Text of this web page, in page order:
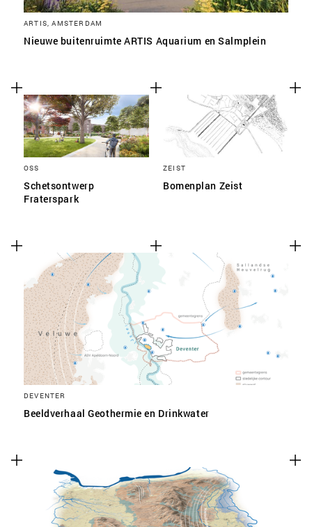
ARTIS, AMSTERDAM
Nieuwe buitenruimte ARTIS Aquarium en Salmplein
OSS
Schetsontwerp
Fraterspark
ZEIST
Bomenplan Zeist
DEVENTER
Beeldverhaal Geothermie en Drinkwater